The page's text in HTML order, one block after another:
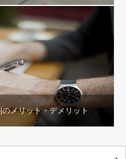
メリット・デメリット